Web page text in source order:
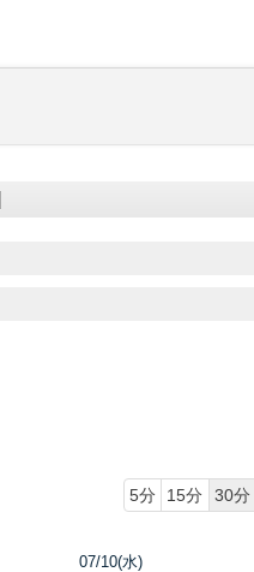
5分 15分 30分
07/10(水)